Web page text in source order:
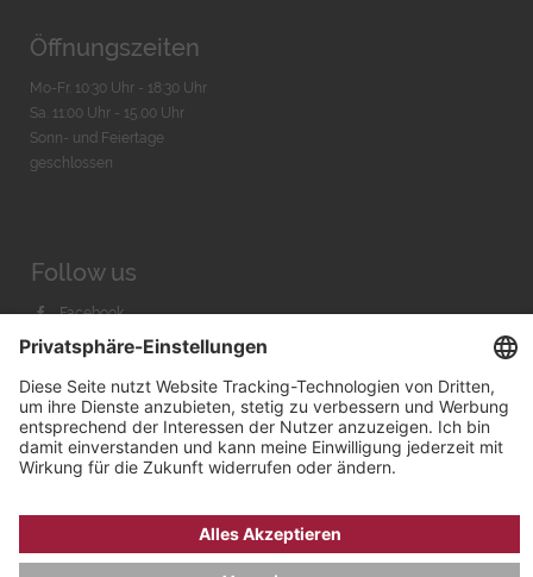
Öffnungszeiten
Mo-Fr. 10:30 Uhr - 18:30 Uhr
Sa. 11:00 Uhr - 15.00 Uhr
Sonn- und Feiertage
geschlossen
Follow us
Facebook
Instagram
Youtube
Bachmann & Scher GmbH / Watchandco GmbH